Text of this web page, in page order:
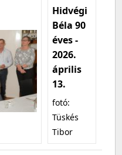
Hidvégi
Béla 90
éves -
2026.
április
13.
fotó:
Tüskés
Tibor